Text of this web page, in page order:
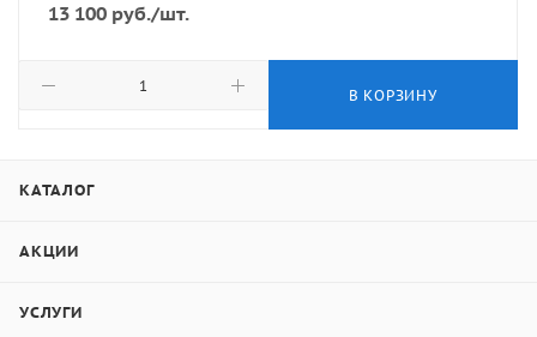
13 100 руб./шт.
В КОРЗИНУ
КАТАЛОГ
АКЦИИ
УСЛУГИ